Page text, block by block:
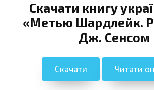
Скачати книгу
«Метью Шардлейк.
Дж. Сенсом
Скачати Читати